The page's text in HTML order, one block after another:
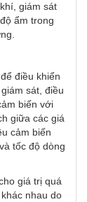
giám sát
ẩm trong
điều khiển
sát, điều
biến với
giữa các giá
cảm biến
tốc độ dòng
giá trị quá
nhau do